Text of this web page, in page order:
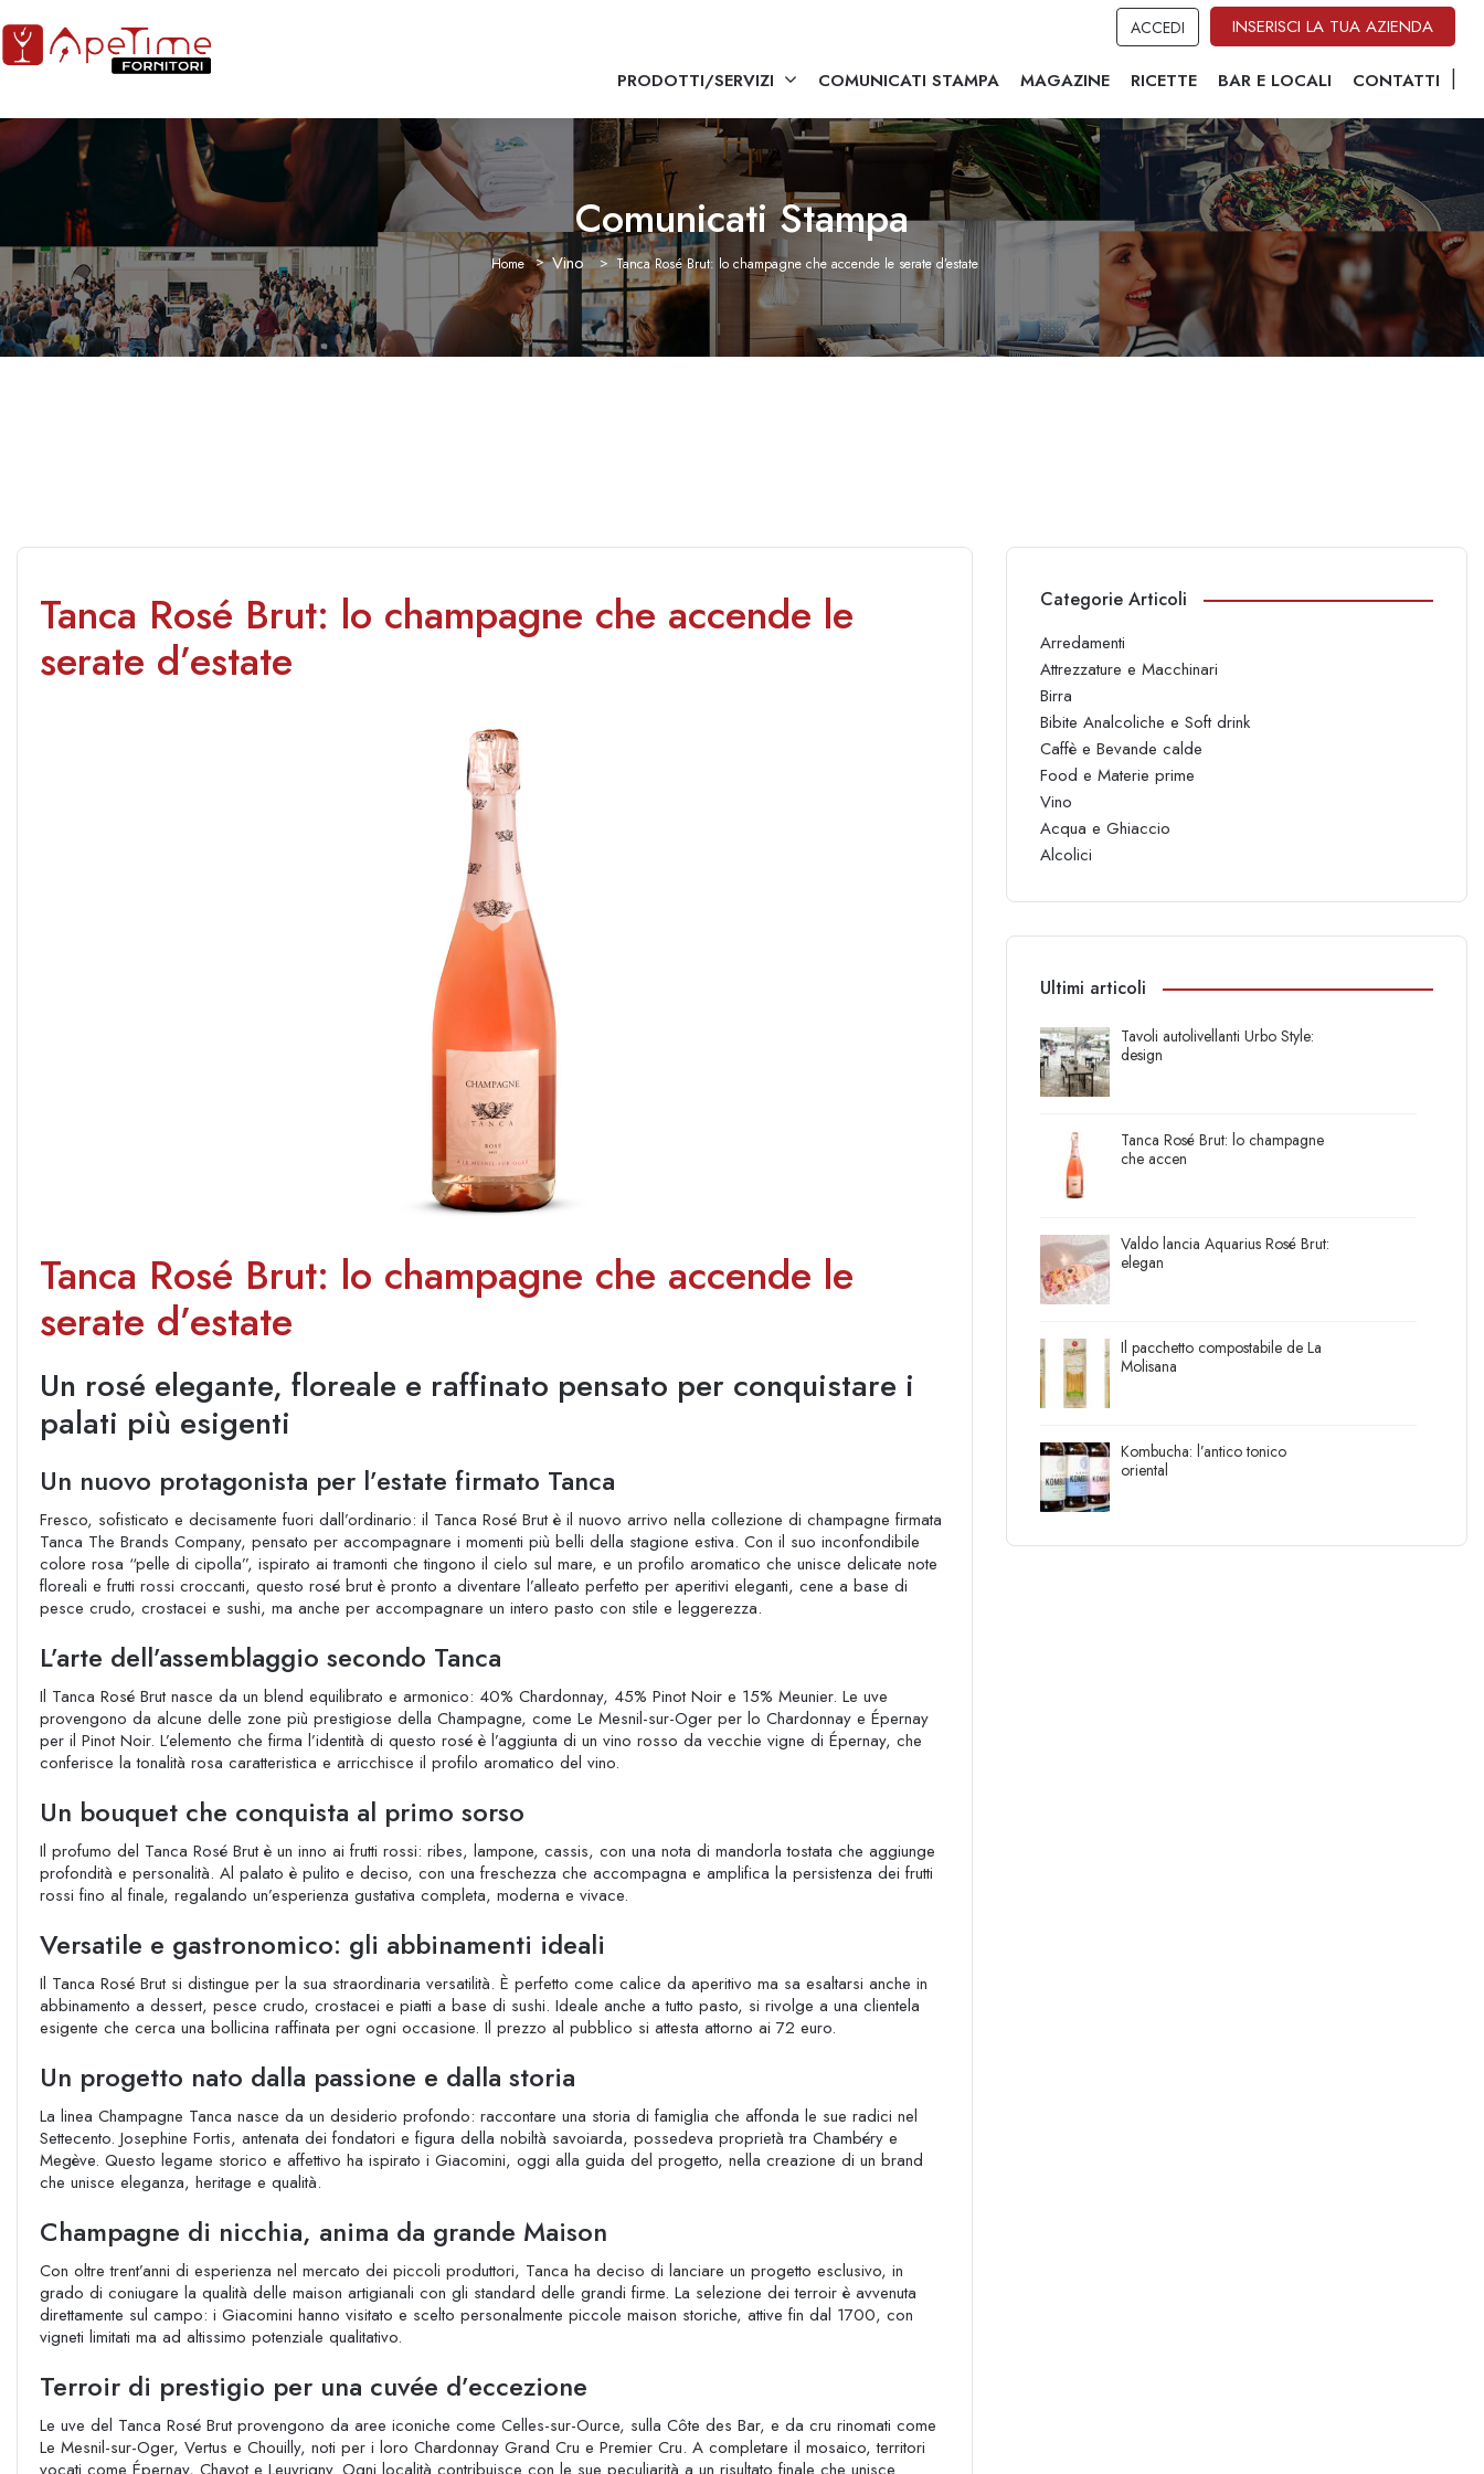
ACCEDI INSERISCI LA TUA AZIENDA
PRODOTTI/SERVIZI COMUNICATI STAMPA MAGAZINE RICETTE BAR E LOCALI CONTATTI
Comunicati Stampa
Home Vino Tanca Rosé Brut: lo champagne che accende le serate d’estate
Tanca Rosé Brut: lo champagne che accende le
serate d’estate
Tanca Rosé Brut: lo champagne che accende le
serate d’estate
Un rosé elegante, floreale e raffinato pensato per conquistare i
palati più esigenti
Un nuovo protagonista per l’estate firmato Tanca
Fresco, sofisticato e decisamente fuori dall’ordinario: il Tanca Rosé Brut è il nuovo arrivo nella collezione di champagne firmata
Tanca The Brands Company, pensato per accompagnare i momenti più belli della stagione estiva. Con il suo inconfondibile
colore rosa “pelle di cipolla”, ispirato ai tramonti che tingono il cielo sul mare, e un profilo aromatico che unisce delicate note
floreali e frutti rossi croccanti, questo rosé brut è pronto a diventare l’alleato perfetto per aperitivi eleganti, cene a base di
pesce crudo, crostacei e sushi, ma anche per accompagnare un intero pasto con stile e leggerezza.
L’arte dell’assemblaggio secondo Tanca
Il Tanca Rosé Brut nasce da un blend equilibrato e armonico: 40% Chardonnay, 45% Pinot Noir e 15% Meunier. Le uve
provengono da alcune delle zone più prestigiose della Champagne, come Le Mesnil-sur-Oger per lo Chardonnay e Épernay
per il Pinot Noir. L’elemento che firma l’identità di questo rosé è l’aggiunta di un vino rosso da vecchie vigne di Épernay, che
conferisce la tonalità rosa caratteristica e arricchisce il profilo aromatico del vino.
Un bouquet che conquista al primo sorso
Il profumo del Tanca Rosé Brut è un inno ai frutti rossi: ribes, lampone, cassis, con una nota di mandorla tostata che aggiunge
profondità e personalità. Al palato è pulito e deciso, con una freschezza che accompagna e amplifica la persistenza dei frutti
rossi fino al finale, regalando un’esperienza gustativa completa, moderna e vivace.
Versatile e gastronomico: gli abbinamenti ideali
Il Tanca Rosé Brut si distingue per la sua straordinaria versatilità. È perfetto come calice da aperitivo ma sa esaltarsi anche in
abbinamento a dessert, pesce crudo, crostacei e piatti a base di sushi. Ideale anche a tutto pasto, si rivolge a una clientela
esigente che cerca una bollicina raffinata per ogni occasione. Il prezzo al pubblico si attesta attorno ai 72 euro.
Un progetto nato dalla passione e dalla storia
La linea Champagne Tanca nasce da un desiderio profondo: raccontare una storia di famiglia che affonda le sue radici nel
Settecento. Josephine Fortis, antenata dei fondatori e figura della nobiltà savoiarda, possedeva proprietà tra Chambéry e
Megève. Questo legame storico e affettivo ha ispirato i Giacomini, oggi alla guida del progetto, nella creazione di un brand
che unisce eleganza, heritage e qualità.
Champagne di nicchia, anima da grande Maison
Con oltre trent’anni di esperienza nel mercato dei piccoli produttori, Tanca ha deciso di lanciare un progetto esclusivo, in
grado di coniugare la qualità delle maison artigianali con gli standard delle grandi firme. La selezione dei terroir è avvenuta
direttamente sul campo: i Giacomini hanno visitato e scelto personalmente piccole maison storiche, attive fin dal 1700, con
vigneti limitati ma ad altissimo potenziale qualitativo.
Terroir di prestigio per una cuvée d’eccezione
Le uve del Tanca Rosé Brut provengono da aree iconiche come Celles-sur-Ource, sulla Côte des Bar, e da cru rinomati come
Le Mesnil-sur-Oger, Vertus e Chouilly, noti per i loro Chardonnay Grand Cru e Premier Cru. A completare il mosaico, territori
Categorie Articoli
Arredamenti
Attrezzature e Macchinari
Birra
Bibite Analcoliche e Soft drink
Caffè e Bevande calde
Food e Materie prime
Vino
Acqua e Ghiaccio
Alcolici
Ultimi articoli
Tavoli autolivellanti Urbo Style:
design
Tanca Rosé Brut: lo champagne
che accen
Valdo lancia Aquarius Rosé Brut:
elegan
Il pacchetto compostabile de La
Molisana
Kombucha: l’antico tonico
oriental